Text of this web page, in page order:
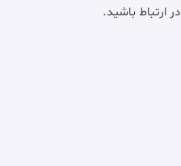
باشید.